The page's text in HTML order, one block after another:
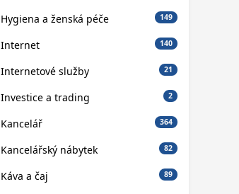
Hygiena a ženská péče 149
Internet 140
Internetové služby 21
Investice a trading 2
Kancelář 364
Kancelářský nábytek 82
Káva a čaj 89